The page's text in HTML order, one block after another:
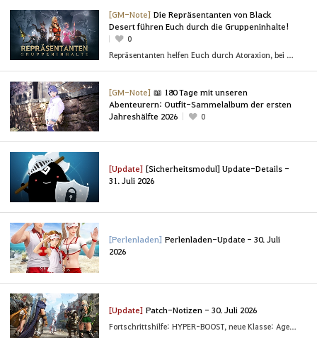
[GM-Note] Die Repräsentanten von Black
Desert führen Euch durch die Gruppeninhalte!
0
Repräsentanten helfen Euch durch Atoraxion, bei den Gruppen-Bossen aus dem Finsteren Schrein und den Ozean-Spielinhalten!
[GM-Note] 📖 180 Tage mit unseren
Abenteurern: Outfit-Sammelalbum der ersten
Jahreshälfte 2026
0
[Update] [Sicherheitsmodul] Update-Details -
31. Juli 2026
[Perlenladen] Perlenladen-Update - 30. Juli
2026
[Update] Patch-Notizen - 30. Juli 2026
Fortschrittshilfe: HYPER-BOOST, neue Klasse: Agent und mehr